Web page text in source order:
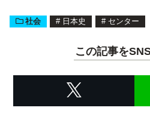
社会 # 日本史 # センター
この記事を